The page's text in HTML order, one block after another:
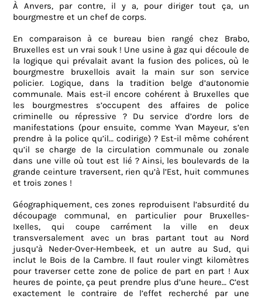
À Anvers, par contre, il y a, pour diriger tout ça, un
bourgmestre et un chef de corps.
En comparaison à ce bureau bien rangé chez Brabo,
Bruxelles est un vrai souk ! Une usine à gaz qui découle de
la logique qui prévalait avant la fusion des polices, où le
bourgmestre bruxellois avait la main sur son service
policier. Logique, dans la tradition belge d’autonomie
communale. Mais est-il encore cohérent à Bruxelles que
les bourgmestres s’occupent des affaires de police
criminelle ou répressive ? Du service d’ordre lors de
manifestations (pour ensuite, comme Yvan Mayeur, s’en
prendre à la police qu’il… codirige) ? Est-il même cohérent
qu’il se charge de la circulation communale ou zonale
dans une ville où tout est lié ? Ainsi, les boulevards de la
grande ceinture traversent, rien qu’à l’Est, huit communes
et trois zones !
Géographiquement, ces zones reproduisent l’absurdité du
découpage communal, en particulier pour Bruxelles-
Ixelles, qui coupe carrément la ville en deux
transversalement avec un bras partant tout au Nord
jusqu’à Neder-Over-Hembeek, et un autre au Sud, qui
inclut le Bois de la Cambre. Il faut rouler vingt kilomètres
pour traverser cette zone de police de part en part ! Aux
heures de pointe, ça peut prendre plus d’une heure… C’est
exactement le contraire de l’effet recherché par une